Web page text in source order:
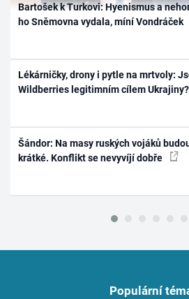
Bartošek k Turkovi: Hyenismus a
ho Sněmovna vydala, míní Vondráček
Lékárničky, drony i pytle na mrtvoly:
Wildberries legitimním cílem Ukrajiny?
Šándor: Na masy ruských vojáků
krátké. Konflikt se nevyvíjí dobře
Populární